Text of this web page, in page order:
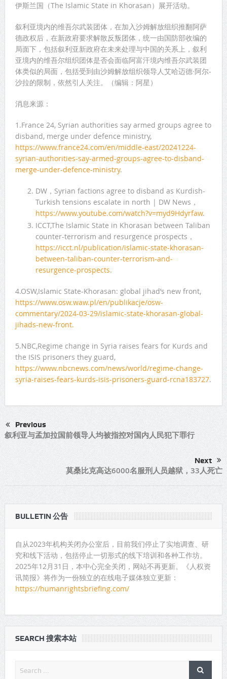
伊斯兰国（The Islamic State in Khorasan）展开活动。
叙利亚境内的维吾尔武装团体，在加入沙姆解放组织推翻阿萨
德政权后，在新政府要求解散反叛团体，统一由国防部收编的
局面下，包括叙利亚新政府在未来处理与中国的关系上，叙利
亚境内的维吾尔组织团体是否会面临阿富汗境内维吾尔武装团
体类似的局面，包括受到由沙姆解放组织领导人艾哈迈德·阿尔-
沙拉的限制，依然引人关注。（编辑：阿星）
消息来源：
1.France 24, Syrian authorities say armed groups agree to
disband, merge under defence ministry,
https://www.france24.com/en/middle-east/20241224-
syrian-authorities-say-armed-groups-agree-to-disband-
merge-under-defence-ministry.
DW，Syrian factions agree to disband as Kurdish-
Turkish tensions escalate in north | DW News，
https://www.youtube.com/watch?v=myd9Hdyrfaw.
ICCT,The Islamic State in Khorasan between Taliban
counter-terrorism and resurgence prospects，
https://icct.nl/publication/islamic-state-khorasan-
between-taliban-counter-terrorism-and-
resurgence-prospects.
4.OSW,Islamic State-Khorasan: global jihad’s new front,
https://www.osw.waw.pl/en/publikacje/osw-
commentary/2024-03-29/islamic-state-khorasan-global-
jihads-new-front.
5.NBC,Regime change in Syria raises fears for Kurds and
the ISIS prisoners they guard,
https://www.nbcnews.com/news/world/regime-change-
syria-raises-fears-kurds-isis-prisoners-guard-rcna183727.
Previous
叙利亚与孟加拉国前领导人均被指控对国内人民犯下罪行
Next
莫桑比克高达6000名服刑人员越狱，33人死亡
BULLETIN 公告
自从2023年机构关闭办公室后，目前我们停止了实地调查、研
究和线下活动，包括停止一切形式的线下培训和各种工作坊。
2025年12月31日，本中心完全关闭，网站不再更新。《人权资
讯简报》将作为一份独立的在线电子媒体独立更新：
https://humanrightsbriefing.com/
SEARCH 搜索本站